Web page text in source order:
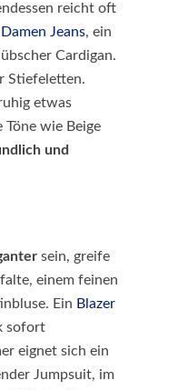
reicht oft
Damen Jeans, ein
Cardigan.
Stiefeletten.
etwas
Töne wie Beige
und
sein, greife
einem feinen
Ein Blazer
sofort
eignet sich ein
Jumpsuit, im